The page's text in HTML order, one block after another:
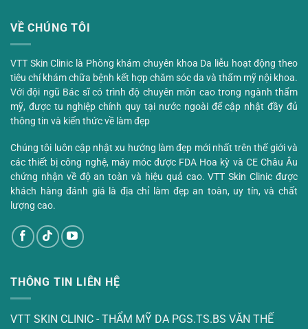
VỀ CHÚNG TÔI
VTT Skin Clinic là Phòng khám chuyên khoa Da liễu hoạt động theo
tiêu chí khám chữa bệnh kết hợp chăm sóc da và thẩm mỹ nội khoa.
Với đội ngũ Bác sĩ có trình độ chuyên môn cao trong ngành thẩm
mỹ, được tu nghiệp chính quy tại nước ngoài để cập nhật đầy đủ
thông tin và kiến thức về làm đẹp
Chúng tôi luôn cập nhật xu hướng làm đẹp mới nhất trên thế giới và
các thiết bị công nghệ, máy móc được FDA Hoa kỳ và CE Châu Âu
chứng nhận về độ an toàn và hiệu quả cao. VTT Skin Clinic được
khách hàng đánh giá là địa chỉ làm đẹp an toàn, uy tín, và chất
lượng cao.
THÔNG TIN LIÊN HỆ
VTT SKIN CLINIC - THẨM MỸ DA PGS.TS.BS VĂN THẾ